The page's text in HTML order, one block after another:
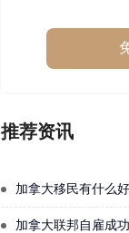
推荐资讯
加拿大移民有什么
加拿大联邦自雇成